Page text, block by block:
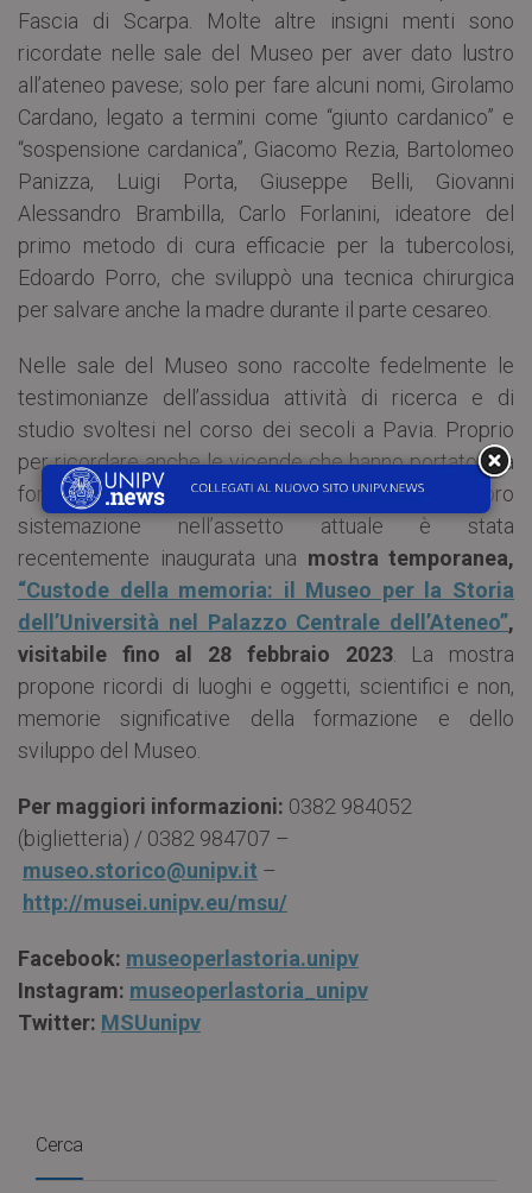
Fascia di Scarpa. Molte altre insigni menti sono
ricordate nelle sale del Museo per aver dato lustro
all’ateneo pavese; solo per fare alcuni nomi, Girolamo
Cardano, legato a termini come “giunto cardanico” e
“sospensione cardanica”, Giacomo Rezia, Bartolomeo
Panizza, Luigi Porta, Giuseppe Belli, Giovanni
Alessandro Brambilla, Carlo Forlanini, ideatore del
primo metodo di cura efficacie per la tubercolosi,
Edoardo Porro, che sviluppò una tecnica chirurgica
per salvare anche la madre durante il parte cesareo.
Nelle sale del Museo sono raccolte fedelmente le
testimonianze dell’assidua attività di ricerca e di
studio svoltesi nel corso dei secoli a Pavia. Proprio
per ricordare anche le vicende che hanno portato alla
formazione delle collezioni esposte e alla loro
sistemazione nell’assetto attuale è stata
recentemente inaugurata una mostra temporanea,
“Custode della memoria: il Museo per la Storia
dell’Università nel Palazzo Centrale dell’Ateneo”,
visitabile fino al 28 febbraio 2023. La mostra
propone ricordi di luoghi e oggetti, scientifici e non,
memorie significative della formazione e dello
sviluppo del Museo.
Per maggiori informazioni: 0382 984052
(biglietteria) / 0382 984707 –
museo.storico@unipv.it –
http://musei.unipv.eu/msu/
Facebook: museoperlastoria.unipv
Instagram: museoperlastoria_unipv
Twitter: MSUunipv
Cerca